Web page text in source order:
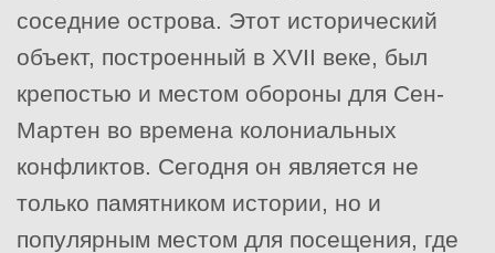
соседние острова. Этот исторический
объект, построенный в XVII веке, был
крепостью и местом обороны для Сен-
Мартен во времена колониальных
конфликтов. Сегодня он является не
только памятником истории, но и
популярным местом для посещения, где